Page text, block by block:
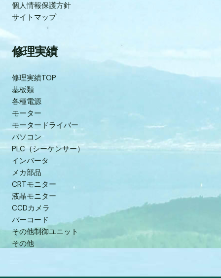
個人情報保護方針
サイトマップ
修理実績
修理実績TOP
基板類
各種電源
モーター
モータードライバー
パソコン
PLC（シーケンサー）
インバータ
メカ部品
CRTモニター
液晶モニター
CCDカメラ
バーコード
その他制御ユニット
その他